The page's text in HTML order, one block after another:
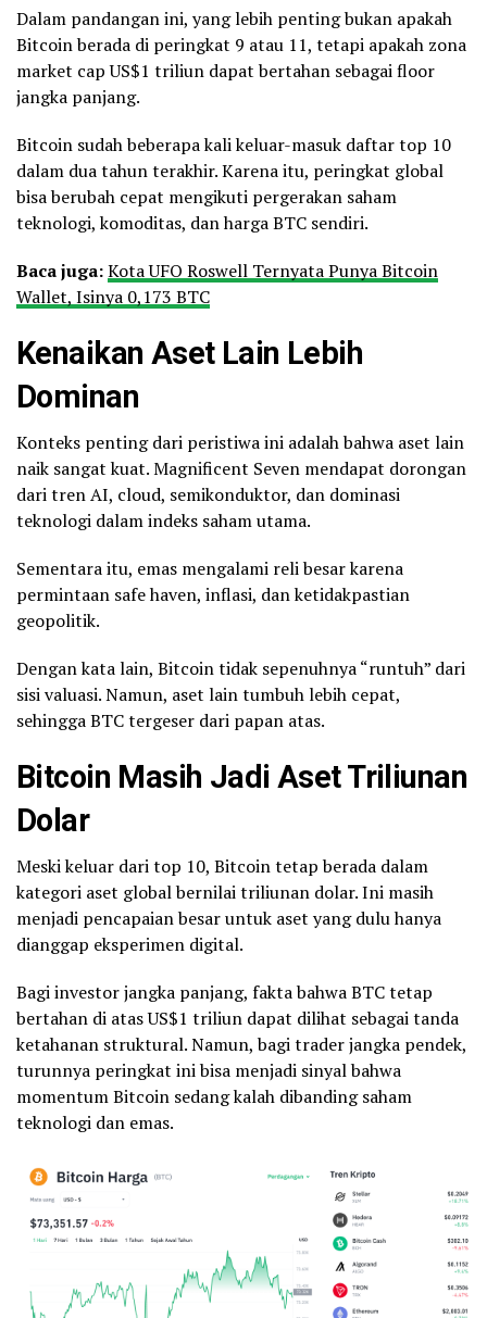
Dalam pandangan ini, yang lebih penting bukan apakah
Bitcoin berada di peringkat 9 atau 11, tetapi apakah zona
market cap US$1 triliun dapat bertahan sebagai floor
jangka panjang.
Bitcoin sudah beberapa kali keluar-masuk daftar top 10
dalam dua tahun terakhir. Karena itu, peringkat global
bisa berubah cepat mengikuti pergerakan saham
teknologi, komoditas, dan harga BTC sendiri.
Baca juga:Kota UFO Roswell Ternyata Punya Bitcoin
Wallet, Isinya 0,173 BTC
Kenaikan Aset Lain Lebih
Dominan
Konteks penting dari peristiwa ini adalah bahwa aset lain
naik sangat kuat. Magnificent Seven mendapat dorongan
dari tren AI, cloud, semikonduktor, dan dominasi
teknologi dalam indeks saham utama.
Sementara itu, emas mengalami reli besar karena
permintaan safe haven, inflasi, dan ketidakpastian
geopolitik.
Dengan kata lain, Bitcoin tidak sepenuhnya “runtuh” dari
sisi valuasi. Namun, aset lain tumbuh lebih cepat,
sehingga BTC tergeser dari papan atas.
Bitcoin Masih Jadi Aset Triliunan
Dolar
Meski keluar dari top 10, Bitcoin tetap berada dalam
kategori aset global bernilai triliunan dolar. Ini masih
menjadi pencapaian besar untuk aset yang dulu hanya
dianggap eksperimen digital.
Bagi investor jangka panjang, fakta bahwa BTC tetap
bertahan di atas US$1 triliun dapat dilihat sebagai tanda
ketahanan struktural. Namun, bagi trader jangka pendek,
turunnya peringkat ini bisa menjadi sinyal bahwa
momentum Bitcoin sedang kalah dibanding saham
teknologi dan emas.